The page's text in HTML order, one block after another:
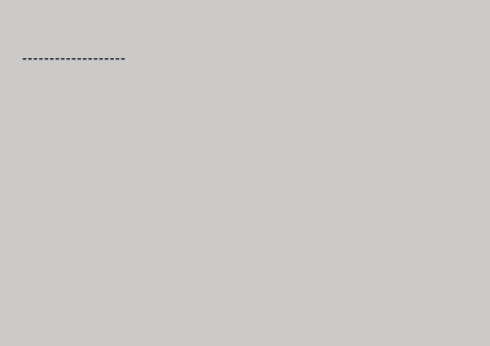
-------------------